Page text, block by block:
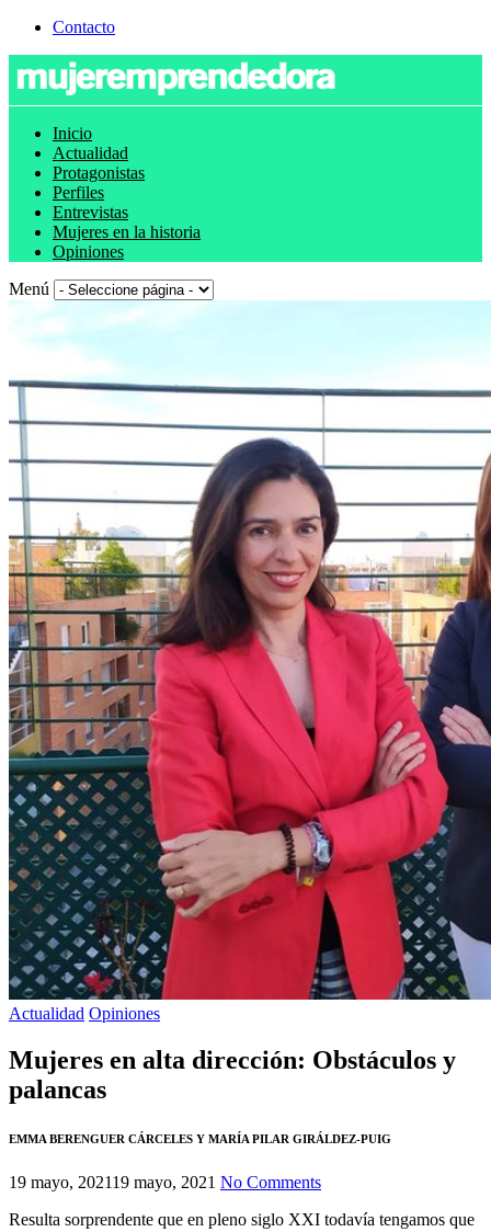
Contacto
Inicio
Actualidad
Protagonistas
Perfiles
Entrevistas
Mujeres en la historia
Opiniones
Menú
Actualidad Opiniones
Mujeres en alta dirección: Obstáculos y
palancas
EMMA BERENGUER CÁRCELES Y MARÍA PILAR GIRÁLDEZ-PUIG
19 mayo, 202119 mayo, 2021 No Comments
Resulta sorprendente que en pleno siglo XXI todavía tengamos que